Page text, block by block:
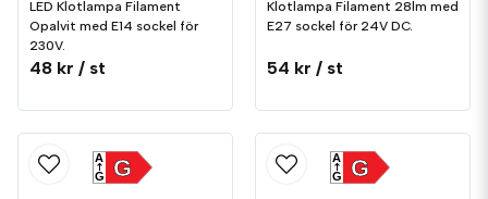
Användningsområde: Dessa LED lampor används i bord, tak och
fönsterlampor. Vanlig i ljusslingor med utbytbara lampor. Som
julbelysning så passar den till adventsljusstakar och till julstjärnor.
LED Klotlampa Filament
Opalvit med E14 sockel för
230V.
48 kr / st
Klotlampa Filament 28lm med
E27 sockel för 24V DC.
54 kr / st
G
A
G G
A
G